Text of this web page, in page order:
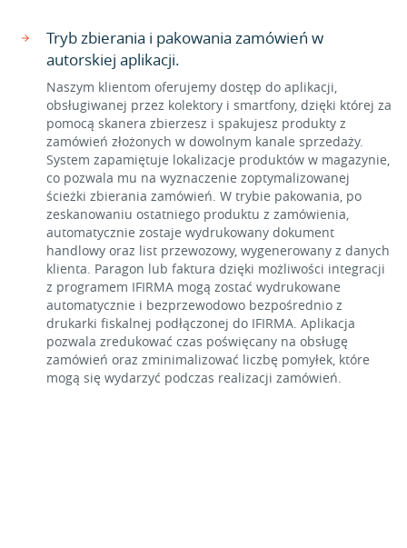
Tryb zbierania i pakowania zamówień w
autorskiej aplikacji.
Naszym klientom oferujemy dostęp do aplikacji,
obsługiwanej przez kolektory i smartfony, dzięki której za
pomocą skanera zbierzesz i spakujesz produkty z
zamówień złożonych w dowolnym kanale sprzedaży.
System zapamiętuje lokalizacje produktów w magazynie,
co pozwala mu na wyznaczenie zoptymalizowanej
ścieżki zbierania zamówień. W trybie pakowania, po
zeskanowaniu ostatniego produktu z zamówienia,
automatycznie zostaje wydrukowany dokument
handlowy oraz list przewozowy, wygenerowany z danych
klienta. Paragon lub faktura dzięki możliwości integracji
z programem IFIRMA mogą zostać wydrukowane
automatycznie i bezprzewodowo bezpośrednio z
drukarki fiskalnej podłączonej do IFIRMA. Aplikacja
pozwala zredukować czas poświęcany na obsługę
zamówień oraz zminimalizować liczbę pomyłek, które
mogą się wydarzyć podczas realizacji zamówień.